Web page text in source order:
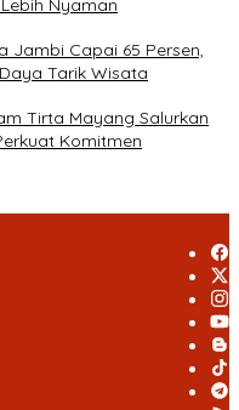
Nyaman
Jambi Capai 65 Persen,
Tarik Wisata
Tirta Mayang Salurkan
Komitmen